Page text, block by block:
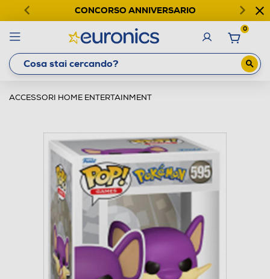
CONCORSO ANNIVERSARIO
0
ACCESSORI HOME ENTERTAINMENT